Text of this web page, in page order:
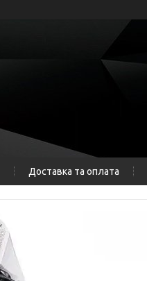
Доставка та оплата